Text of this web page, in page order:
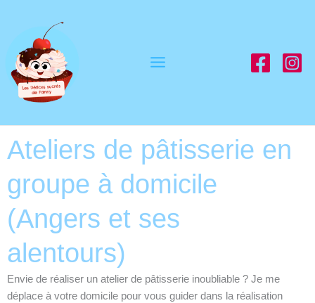
contenu
Ateliers de pâtisserie en
groupe à domicile
(Angers et ses
alentours)
Envie de réaliser un atelier de pâtisserie inoubliable ? Je me
déplace à votre domicile pour vous guider dans la réalisation